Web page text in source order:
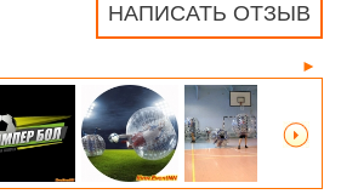
НАПИСАТЬ ОТЗЫВ
►